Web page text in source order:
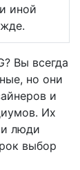
иной
Вы всегда
но они
и
Их
и люди
выбор